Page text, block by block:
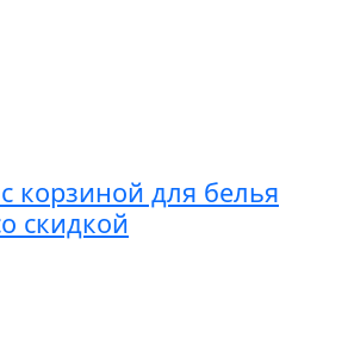
корзиной для белья
скидкой